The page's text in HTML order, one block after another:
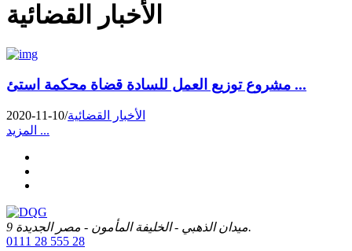
الأخبار القضائية
مشروع توزيع العمل للسادة قضاة محكمة استئ ...
2020-11-10/الأخبار القضائية
المزيد ...
9 ميدان الذهبي - الخليفة المأمون - مصر الجديدة.
0111 28 555 28